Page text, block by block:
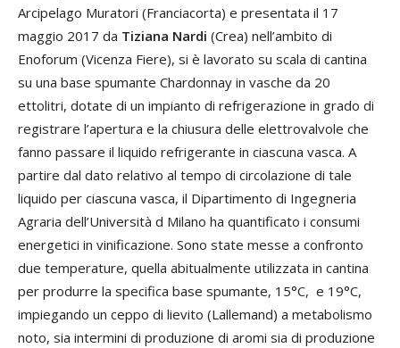
Arcipelago Muratori (Franciacorta) e presentata il 17
maggio 2017 da Tiziana Nardi (Crea) nell’ambito di
Enoforum (Vicenza Fiere), si è lavorato su scala di cantina
su una base spumante Chardonnay in vasche da 20
ettolitri, dotate di un impianto di refrigerazione in grado di
registrare l’apertura e la chiusura delle elettrovalvole che
fanno passare il liquido refrigerante in ciascuna vasca. A
partire dal dato relativo al tempo di circolazione di tale
liquido per ciascuna vasca, il Dipartimento di Ingegneria
Agraria dell’Università d Milano ha quantificato i consumi
energetici in vinificazione. Sono state messe a confronto
due temperature, quella abitualmente utilizzata in cantina
per produrre la specifica base spumante, 15°C, e 19°C,
impiegando un ceppo di lievito (Lallemand) a metabolismo
noto, sia intermini di produzione di aromi sia di produzione